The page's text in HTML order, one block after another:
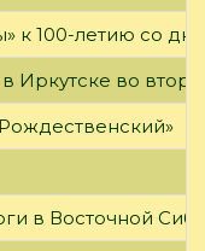
к 100-летию со
во
в Восточной